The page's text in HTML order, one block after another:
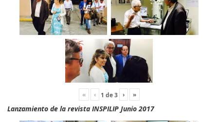
« ‹ 1 de3 › »
Lanzamiento de la revista INSPILIP Junio 2017